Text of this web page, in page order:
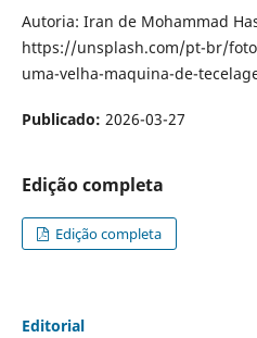
Autoria: Iran de Mohammad
https://unsplash.com/pt-br/
uma-velha-maquina-de-
Publicado: 2026-03-27
Edição completa
Edição completa
Editorial